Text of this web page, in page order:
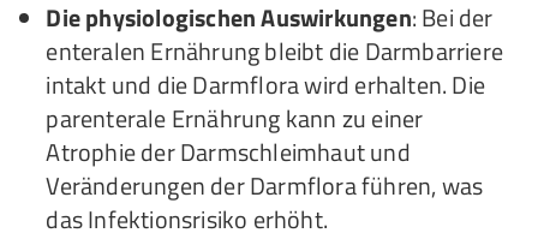
Die physiologischen Auswirkungen: Bei der
enteralen Ernährung bleibt die Darmbarriere
intakt und die Darmflora wird erhalten. Die
parenterale Ernährung kann zu einer
Atrophie der Darmschleimhaut und
Veränderungen der Darmflora führen, was
das Infektionsrisiko erhöht.